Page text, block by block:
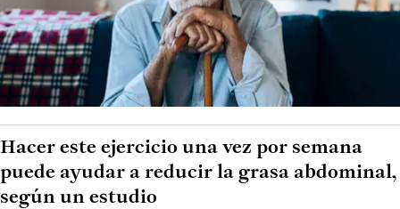
Hacer este ejercicio una vez por semana
puede ayudar a reducir la grasa abdominal,
según un estudio